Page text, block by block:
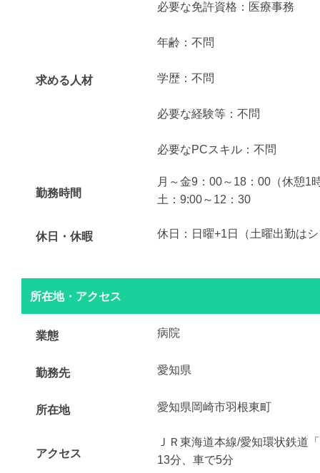
求める人材
必要な免許資格：医療事務
年齢：不問
学歴：不問
必要な経験等：不問
必要なPCスキル：不問
勤務時間
月～金9：00～18：00（休憩1
土：9:00～12：30
休日・休暇 休日：日曜+1日（土曜出勤は
所在地・アクセス
業態 病院
勤務先 愛知県
所在地 愛知県岡崎市羽根東町
アクセス
ＪＲ東海道本線/愛知環状鉄道
13分、車で5分